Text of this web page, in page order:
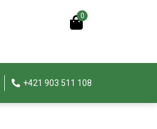
0
+421 903 511 108